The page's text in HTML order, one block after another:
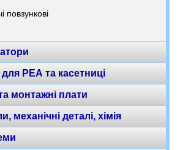
повзункові
РЕА та касетниці
монтажні плати
механічні деталі, хімія